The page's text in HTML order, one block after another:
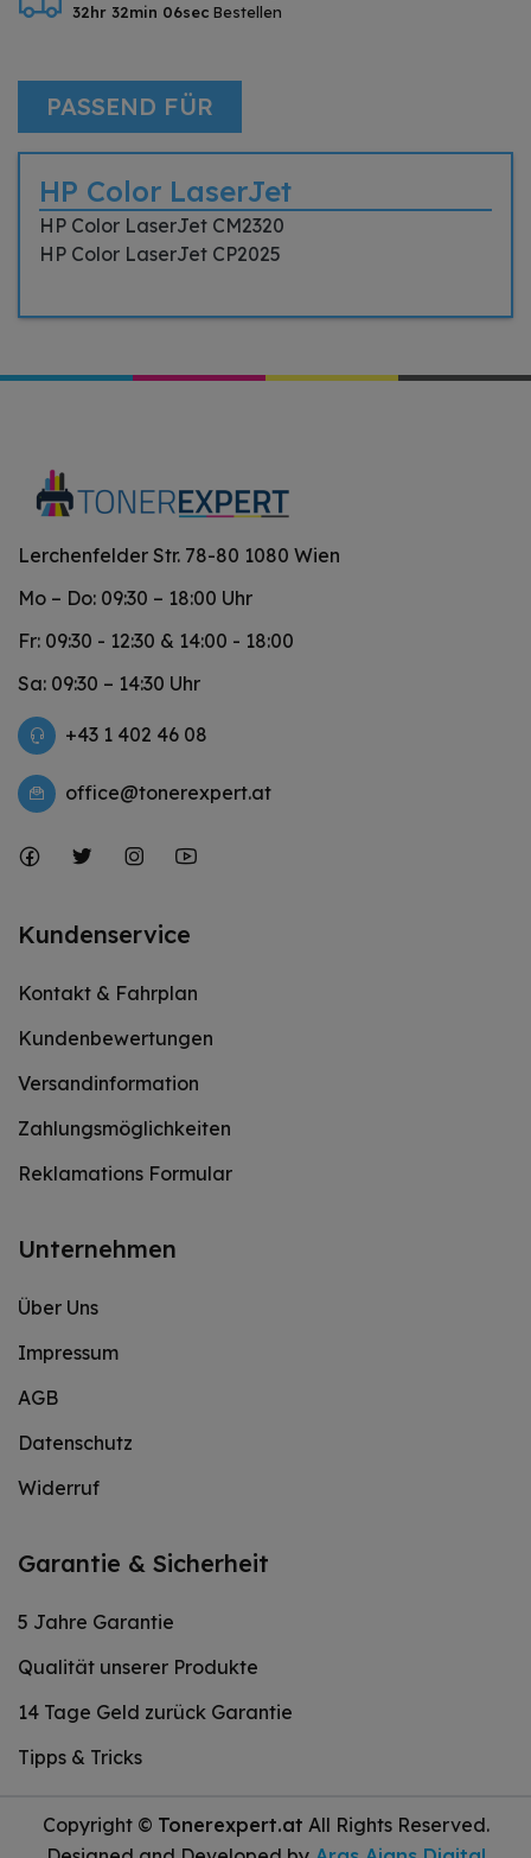
32hr 32min 06sec Bestellen
PASSEND FÜR
HP Color LaserJet
HP Color LaserJet CM2320
HP Color LaserJet CP2025
Lerchenfelder Str. 78-80 1080 Wien
Mo – Do: 09:30 – 18:00 Uhr
Fr: 09:30 - 12:30 & 14:00 - 18:00
Sa: 09:30 – 14:30 Uhr
+43 1 402 46 08
office@tonerexpert.at
Kundenservice
Kontakt & Fahrplan
Kundenbewertungen
Versandinformation
Zahlungsmöglichkeiten
Reklamations Formular
Unternehmen
Über Uns
Impressum
AGB
Datenschutz
Widerruf
Garantie & Sicherheit
5 Jahre Garantie
Qualität unserer Produkte
14 Tage Geld zurück Garantie
Tipps & Tricks
Copyright © Tonerexpert.at All Rights Reserved.